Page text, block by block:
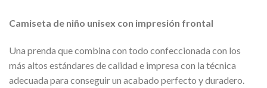
Camiseta de niño unisex con impresión frontal
Una prenda que combina con todo confeccionada con los
más altos estándares de calidad e impresa con la técnica
adecuada para conseguir un acabado perfecto y duradero.